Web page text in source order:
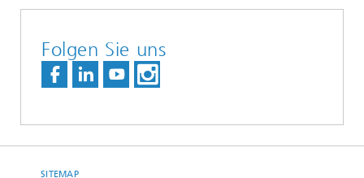
Folgen Sie uns
SITEMAP